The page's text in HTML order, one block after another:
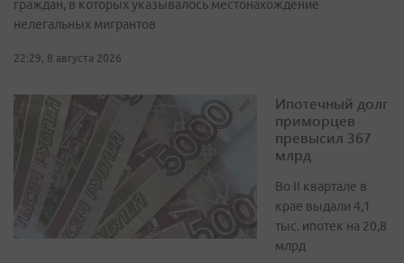
граждан, в которых указывалось местонахождение
нелегальных мигрантов
22:29, 8 августа 2026
Ипотечный долг
приморцев
превысил 367
млрд
Во II квартале в
крае выдали 4,1
тыс. ипотек на 20,8
млрд